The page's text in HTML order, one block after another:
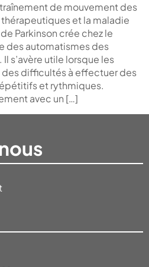
de mouvement des
et la maladie
Parkinson crée chez le
des automatismes des
s’avère utile lorsque les
difficultés à effectuer des
et rythmiques.
avec un […]